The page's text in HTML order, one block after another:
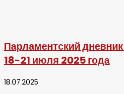
Парламентский
18-21 июля 2025 года
18.07.2025